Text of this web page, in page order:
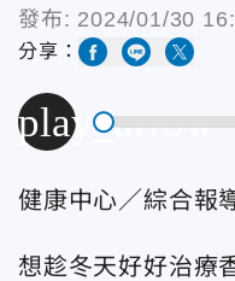
發布: 2024/01/30
分享：
play_arrow
健康中心／綜合報
想趁冬天好好治療